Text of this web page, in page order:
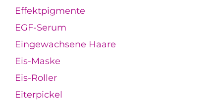
Effektpigmente
EGF-Serum
Eingewachsene Haare
Eis-Maske
Eis-Roller
Eiterpickel